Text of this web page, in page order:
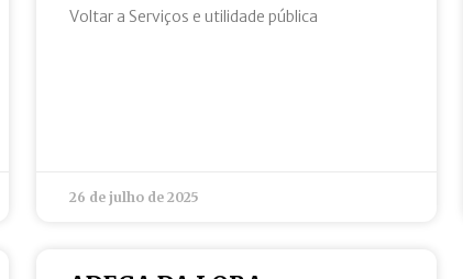
Voltar a Serviços e utilidade pública
26 de julho de 2025